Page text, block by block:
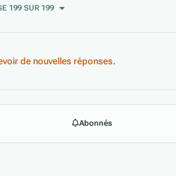
199 SUR 199
de nouvelles réponses.
Abonnés